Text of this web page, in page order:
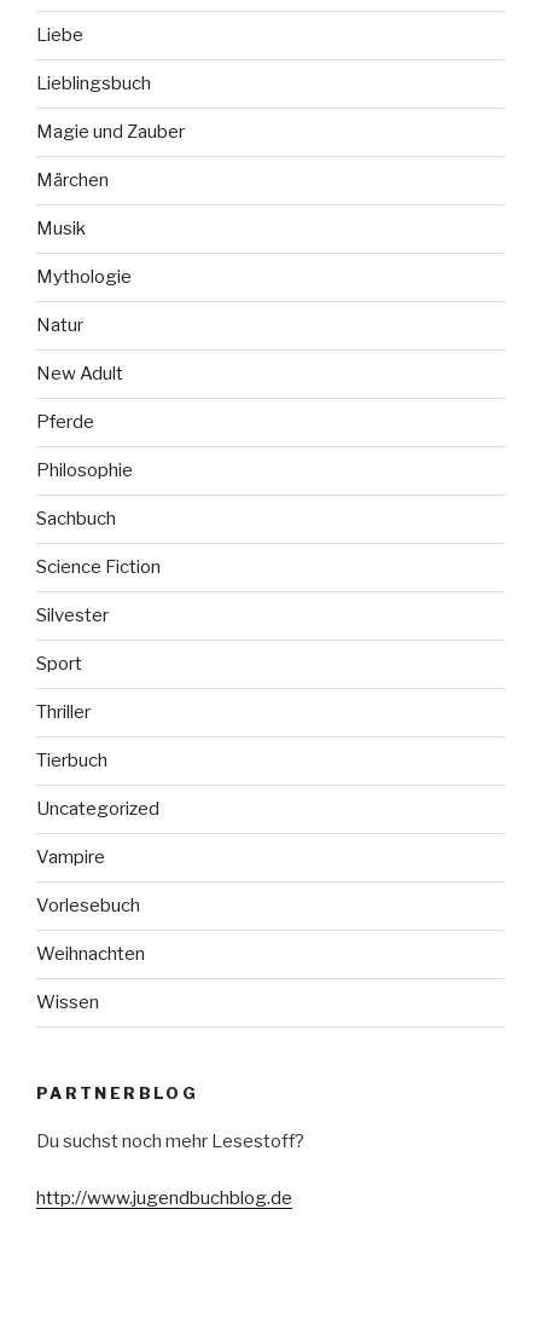
Liebe
Lieblingsbuch
Magie und Zauber
Märchen
Musik
Mythologie
Natur
New Adult
Pferde
Philosophie
Sachbuch
Science Fiction
Silvester
Sport
Thriller
Tierbuch
Uncategorized
Vampire
Vorlesebuch
Weihnachten
Wissen
PARTNERBLOG
Du suchst noch mehr Lesestoff?
http://www.jugendbuchblog.de